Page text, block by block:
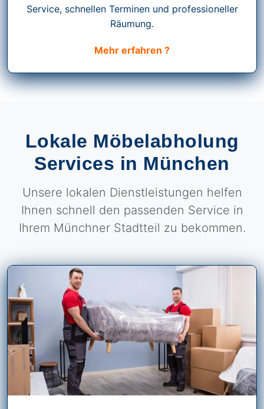
Service, schnellen Terminen und professioneller
Räumung.
Mehr erfahren ?
Lokale Möbelabholung
Services in München
Unsere lokalen Dienstleistungen helfen
Ihnen schnell den passenden Service in
Ihrem Münchner Stadtteil zu bekommen.